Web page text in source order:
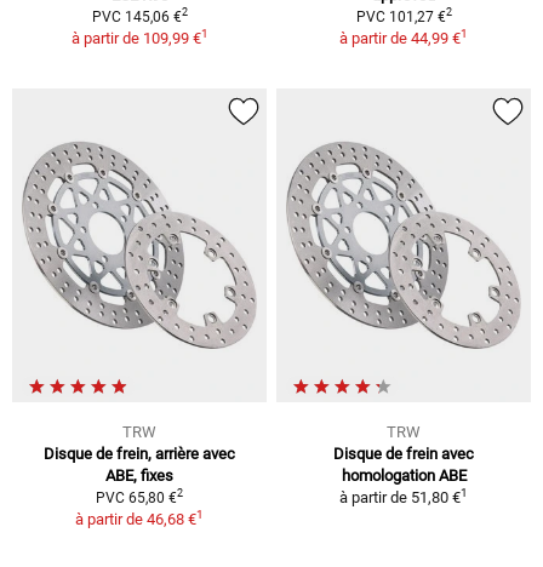
PVC 145,06 €2
à partir de 109,99 €1
PVC 101,27 €2
à partir de 44,99 €1
TRW
Disque de frein, arrière avec
ABE, fixes
PVC 65,80 €2
à partir de 46,68 €1
TRW
Disque de frein avec
homologation ABE
à partir de 51,80 €1